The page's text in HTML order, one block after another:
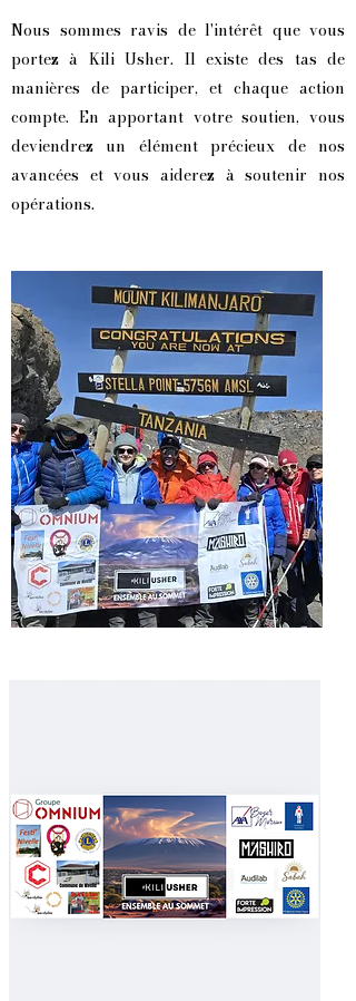
Nous sommes ravis de l'intérêt que vous
portez à Kili Usher. Il existe des tas de
manières de participer, et chaque action
compte. En apportant votre soutien, vous
deviendrez un élément précieux de nos
avancées et vous aiderez à soutenir nos
opérations.